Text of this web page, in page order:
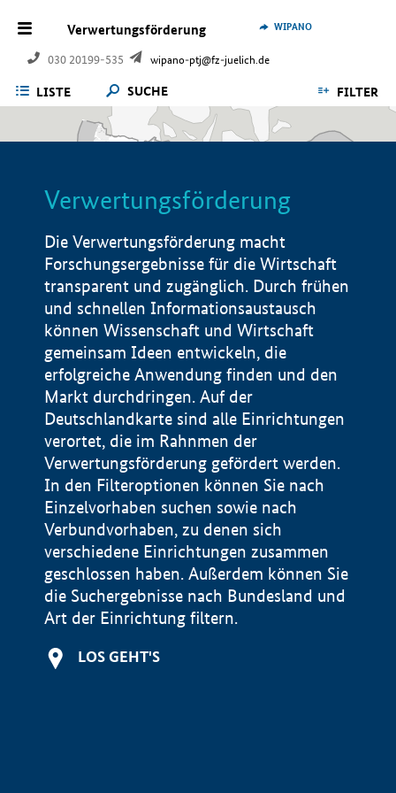
Verwertungsförderung
030 20199-535 wipano-ptj@fz-juelich.de
WIPANO
LISTE SUCHE FILTER
Verwertungsförderung
Die Verwertungsförderung macht
Forschungsergebnisse für die Wirtschaft
transparent und zugänglich. Durch frühen
und schnellen Informationsaustausch
können Wissenschaft und Wirtschaft
gemeinsam Ideen entwickeln, die
erfolgreiche Anwendung finden und den
Markt durchdringen. Auf der
Deutschlandkarte sind alle Einrichtungen
verortet, die im Rahnmen der
Verwertungsförderung gefördert werden.
In den Filteroptionen können Sie nach
Einzelvorhaben suchen sowie nach
Verbundvorhaben, zu denen sich
verschiedene Einrichtungen zusammen
geschlossen haben. Außerdem können Sie
die Suchergebnisse nach Bundesland und
Art der Einrichtung filtern.
LOS GEHT'S